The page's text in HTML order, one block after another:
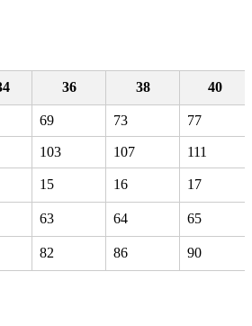
36 38 40
69 73 77
103 107 111
15 16 17
63 64 65
82 86 90